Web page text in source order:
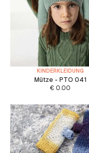
KINDERKLEIDUNG
Mütze - PTO 041
€ 0.00